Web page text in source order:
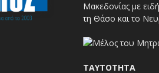
Μακεδονίας με
τη Θάσο και το
ΤΑΥΤΟΤΗΤΑ